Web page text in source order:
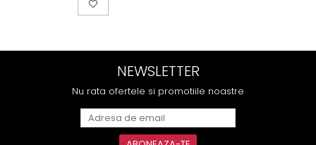
NEWSLETTER
Nu rata ofertele si promotiile noastre